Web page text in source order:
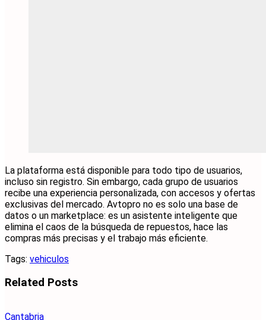
La plataforma está disponible para todo tipo de usuarios,
incluso sin registro. Sin embargo, cada grupo de usuarios
recibe una experiencia personalizada, con accesos y ofertas
exclusivas del mercado. Avtopro no es solo una base de
datos o un marketplace: es un asistente inteligente que
elimina el caos de la búsqueda de repuestos, hace las
compras más precisas y el trabajo más eficiente.
Tags: vehiculos
Related Posts
Cantabria